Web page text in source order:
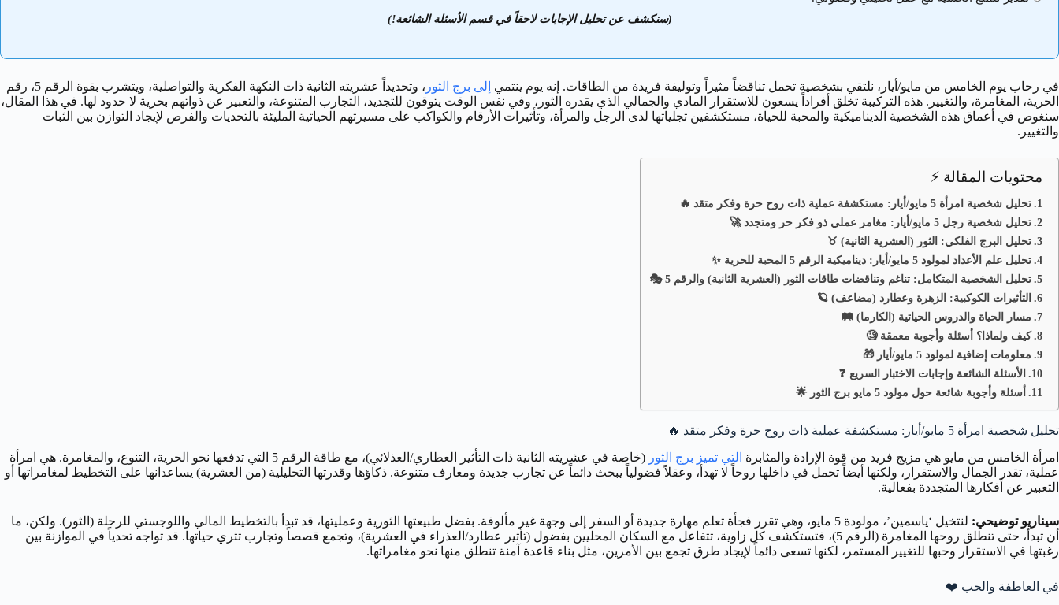
(سنكشف عن تحليل الإجابات لاحقاً في قسم الأسئلة الشائعة!)
في رحاب يوم الخامس من مايو/أيار، نلتقي بشخصية تحمل تناقضاً مثيراً وتوليفة فريدة من الطاقات. إنه يوم ينتمي إلى برج الثور
، وتحديداً عشريته الثانية ذات النكهة الفكرية والتواصلية، ويتشرب بقوة الرقم 5، رقم
الحرية، المغامرة، والتغيير. هذه التركيبة تخلق أفراداً يسعون للاستقرار المادي والجمالي الذي يقدره الثور، وفي نفس الوقت يتوقون للتجديد، التجارب المتنوعة، والتعبير عن ذواتهم بحرية لا حدود لها. في هذا المقال،
سنغوص في أعماق هذه الشخصية الديناميكية والمحبة للحياة، مستكشفين تجلياتها لدى الرجل والمرأة، وتأثيرات الأرقام والكواكب على مسيرتهم الحياتية المليئة بالتحديات والفرص لإيجاد التوازن بين الثبات
والتغيير.
محتويات المقالة ⚡
تحليل شخصية امرأة 5 مايو/أيار: مستكشفة عملية ذات روح حرة وفكر متقد 🔥
تحليل شخصية رجل 5 مايو/أيار: مغامر عملي ذو فكر حر ومتجدد 🚀
تحليل البرج الفلكي: الثور (العشرية الثانية) ♉
تحليل علم الأعداد لمولود 5 مايو/أيار: ديناميكية الرقم 5 المحبة للحرية ✨
تحليل الشخصية المتكامل: تناغم وتناقضات طاقات الثور (العشرية الثانية) والرقم 5 🎭
التأثيرات الكوكبية: الزهرة وعطارد (مضاعف) 🪐
مسار الحياة والدروس الحياتية (الكارما) 🛤️
كيف ولماذا؟ أسئلة وأجوبة معمقة 🧐
معلومات إضافية لمولود 5 مايو/أيار 🎁
الأسئلة الشائعة وإجابات الاختبار السريع ❓
أسئلة وأجوبة شائعة حول مولود 5 مايو برج الثور 🌟
تحليل شخصية امرأة 5 مايو/أيار: مستكشفة عملية ذات روح حرة وفكر متقد 🔥
امرأة الخامس من مايو هي مزيج فريد من قوة الإرادة والمثابرة التي تميز برج الثور
(خاصة في عشريته الثانية ذات التأثير العطاري/العذلائي)، مع طاقة الرقم 5 التي تدفعها نحو الحرية، التنوع، والمغامرة. هي امرأة
عملية، تقدر الجمال والاستقرار، ولكنها أيضاً تحمل في داخلها روحاً لا تهدأ، وعقلاً فضولياً يبحث دائماً عن تجارب جديدة ومعارف متنوعة. ذكاؤها وقدرتها التحليلية (من العشرية) يساعدانها على التخطيط لمغامراتها أو
التعبير عن أفكارها المتجددة بفعالية.
سيناريو توضيحي:
لنتخيل ‘ياسمين’، مولودة 5 مايو، وهي تقرر فجأة تعلم مهارة جديدة أو السفر إلى وجهة غير مألوفة. بفضل طبيعتها الثورية وعمليتها، قد تبدأ بالتخطيط المالي واللوجستي للرحلة (الثور). ولكن، ما
أن تبدأ، حتى تنطلق روحها المغامرة (الرقم 5)، فتستكشف كل زاوية، تتفاعل مع السكان المحليين بفضول (تأثير عطارد/العذراء في العشرية)، وتجمع قصصاً وتجارب تثري حياتها. قد تواجه تحدياً في الموازنة بين
رغبتها في الاستقرار وحبها للتغيير المستمر، لكنها تسعى دائماً لإيجاد طرق تجمع بين الأمرين، مثل بناء قاعدة آمنة تنطلق منها نحو مغامراتها.
في العاطفة والحب ❤️